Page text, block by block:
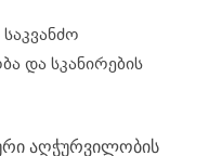
და სკანირების
აღჭურვილობის